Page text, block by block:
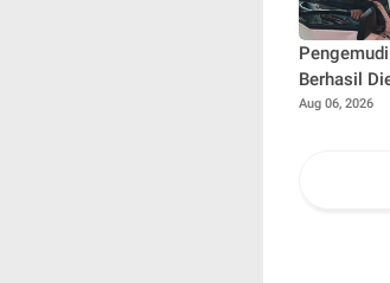
Berhasil
Selamat,
Aug 06, 2026